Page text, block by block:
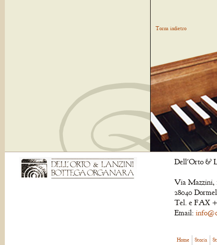
Torna indietro
Dell'Orto &
Via Mazzini,
28040
Tel. e FAX
Email:
Home Storia